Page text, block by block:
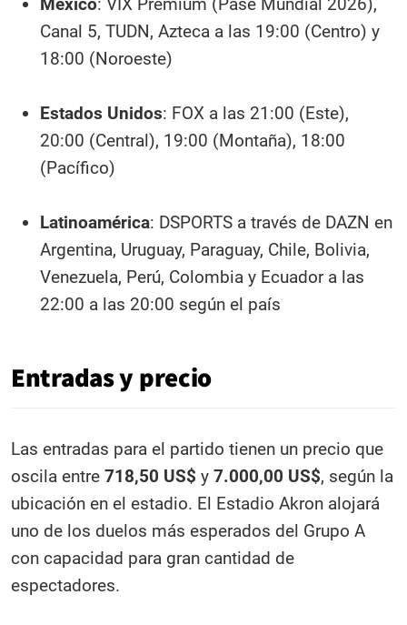
Canal 5, TUDN, Azteca a las 19:00 (Centro) y
18:00 (Noroeste)
Estados Unidos: FOX a las 21:00 (Este),
20:00 (Central), 19:00 (Montaña), 18:00
(Pacífico)
Latinoamérica: DSPORTS a través de DAZN en
Argentina, Uruguay, Paraguay, Chile, Bolivia,
Venezuela, Perú, Colombia y Ecuador a las
22:00 a las 20:00 según el país
Entradas y precio
Las entradas para el partido tienen un precio que
oscila entre 718,50 US$ y 7.000,00 US$, según la
ubicación en el estadio. El Estadio Akron alojará
uno de los duelos más esperados del Grupo A
con capacidad para gran cantidad de
espectadores.